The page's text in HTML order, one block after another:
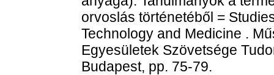
orvoslás történetéből =
Technology and Medicine .
Egyesületek Szövetsége
Budapest, pp. 75-79.